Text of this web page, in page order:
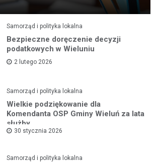
Samorząd i polityka lokalna
Bezpieczne doręczenie decyzji
podatkowych w Wieluniu
2 lutego 2026
Samorząd i polityka lokalna
Wielkie podziękowanie dla
Komendanta OSP Gminy Wieluń za lata
służby
30 stycznia 2026
Samorząd i polityka lokalna